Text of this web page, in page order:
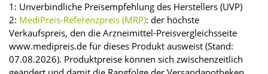
1: Unverbindliche Preisempfehlung des Herstellers (UVP)
2: MediPreis-Referenzpreis (MRP): der höchste
Verkaufspreis, den die Arzneimittel-Preisvergleichsseite
www.medipreis.de für dieses Produkt ausweist (Stand:
07.08.2026). Produktpreise können sich zwischenzeitlich